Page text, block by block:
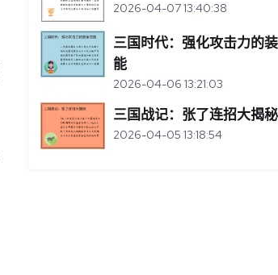
2026-04-07 13:40:38
三国时代：强化攻击力的
能
2026-04-06 13:21:03
三国战记：张了连招大揭秘
2026-04-05 13:18:54